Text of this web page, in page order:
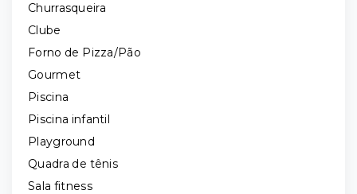
Churrasqueira
Clube
Forno de Pizza/Pão
Gourmet
Piscina
Piscina infantil
Playground
Quadra de tênis
Sala fitness